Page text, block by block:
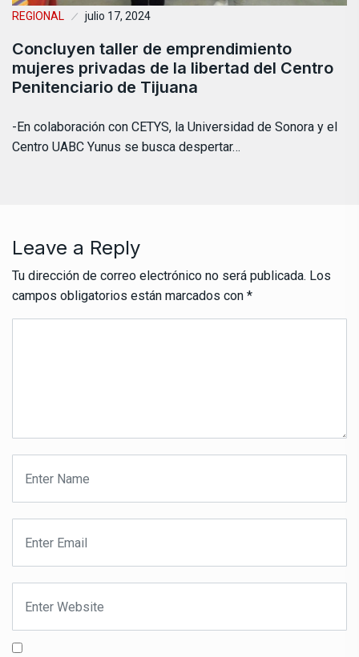
REGIONAL julio 17, 2024
Concluyen taller de emprendimiento
mujeres privadas de la libertad del Centro
Penitenciario de Tijuana
-En colaboración con CETYS, la Universidad de Sonora y el
Centro UABC Yunus se busca despertar…
Leave a Reply
Tu dirección de correo electrónico no será publicada. Los
campos obligatorios están marcados con *